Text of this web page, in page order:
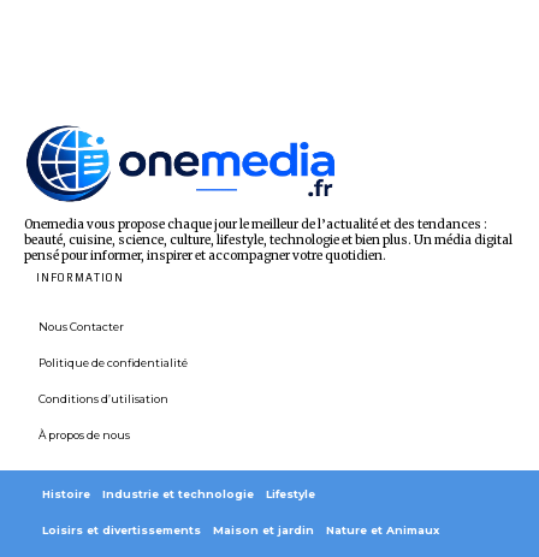
Onemedia vous propose chaque jour le meilleur de l’actualité et des tendances :
beauté, cuisine, science, culture, lifestyle, technologie et bien plus. Un média digital
pensé pour informer, inspirer et accompagner votre quotidien.
INFORMATION
Nous Contacter
Politique de confidentialité
Conditions d’utilisation
À propos de nous
Histoire Industrie et technologie Lifestyle
Loisirs et divertissements Maison et jardin Nature et Animaux